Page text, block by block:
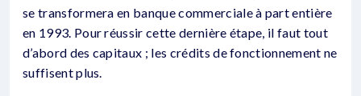
se transformera en banque commerciale à part entière
en 1993. Pour réussir cette dernière étape, il faut tout
d’abord des capitaux ; les crédits de fonctionnement ne
suffisent plus.